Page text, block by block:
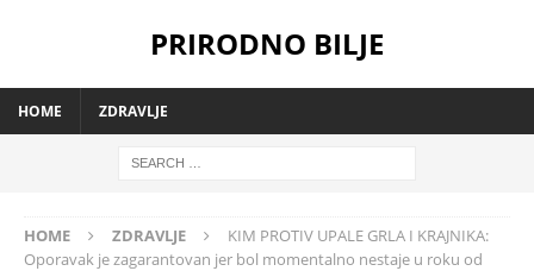
PRIRODNO BILJE
HOME ZDRAVLJE
HOME ZDRAVLJE
KIM PROTIV UPALE GRLA I KRAJNIKA:
Oporavak je zagarantovan jer bol momentalno nestaje u roku od